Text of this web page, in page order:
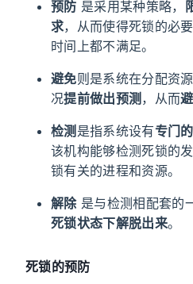
预防 是采用某种策略，
求，从而使得死锁的必
时间上都不满足。
避免则是系统在分配资
况提前做出预测 ，从而
检测 是指系统设有专门
该机构能够检测死锁的
锁有关的进程和资源。
解除是与检测相配套的
死锁状态下解脱出来。
死锁的预防